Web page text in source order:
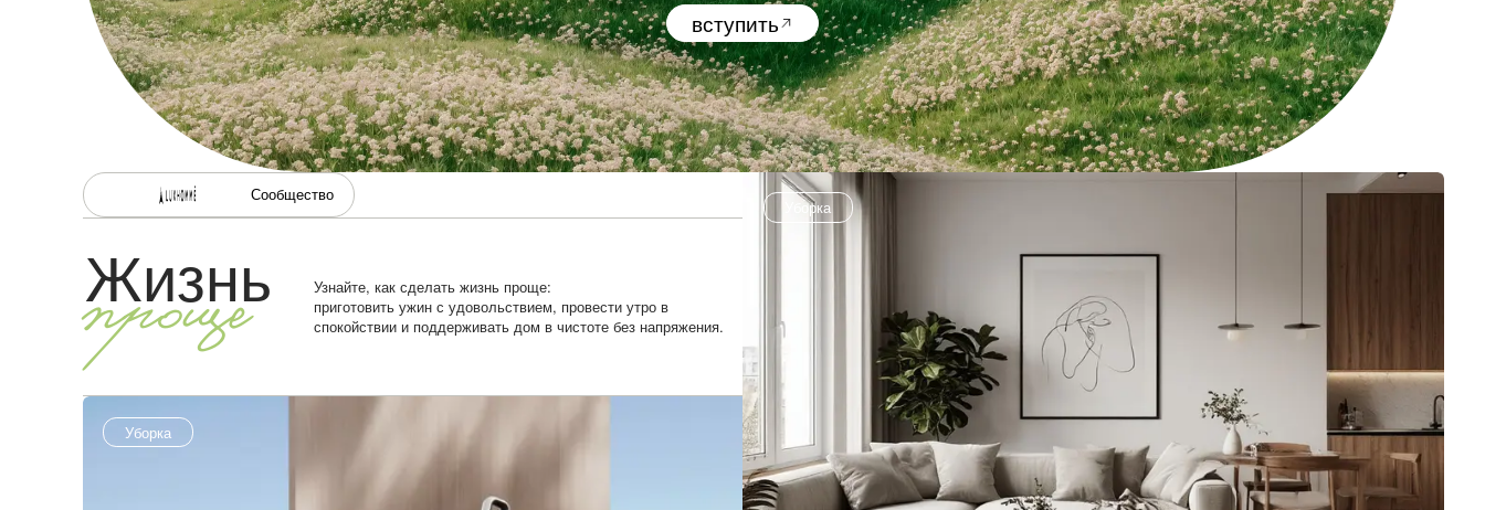
вступить
Сообщество
Жизнь
проще
Узнайте, как сделать жизнь проще:
приготовить ужин с удовольствием, провести утро в
спокойствии и поддерживать дом в чистоте без напряжения.
Уборка
Уборка